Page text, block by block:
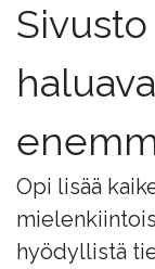
Opi lisää
hyödyllistä